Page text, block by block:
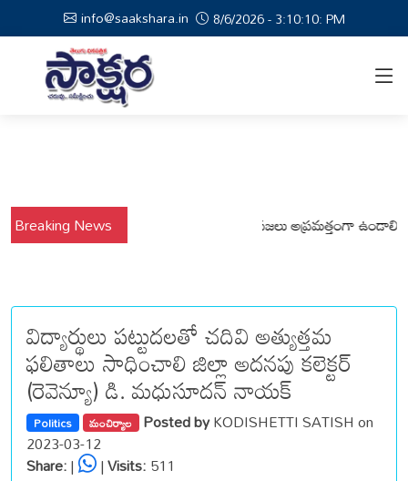
info@saakshara.in 8/6/2026 - 3:10:11: PM
Breaking News
నేపథ్యంలో కోటపల్లి, వేమనపల్లి మండలాల ప్రజలు అప్రమత్తంగా ఉండాలి
విద్యార్థులు పట్టుదలతో చదివి అత్యుత్తమ
ఫలితాలు సాధించాలి జిల్లా అదనపు కలెక్టర్
(రెవెన్యూ) డి. మధుసూదన్ నాయక్
Politics మంచిర్యాల Posted byKODISHETTI SATISH on
2023-03-12
Share:| |Visits:511